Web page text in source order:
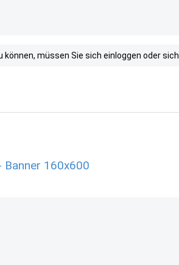
müssen Sie sich einloggen oder sich
160x600